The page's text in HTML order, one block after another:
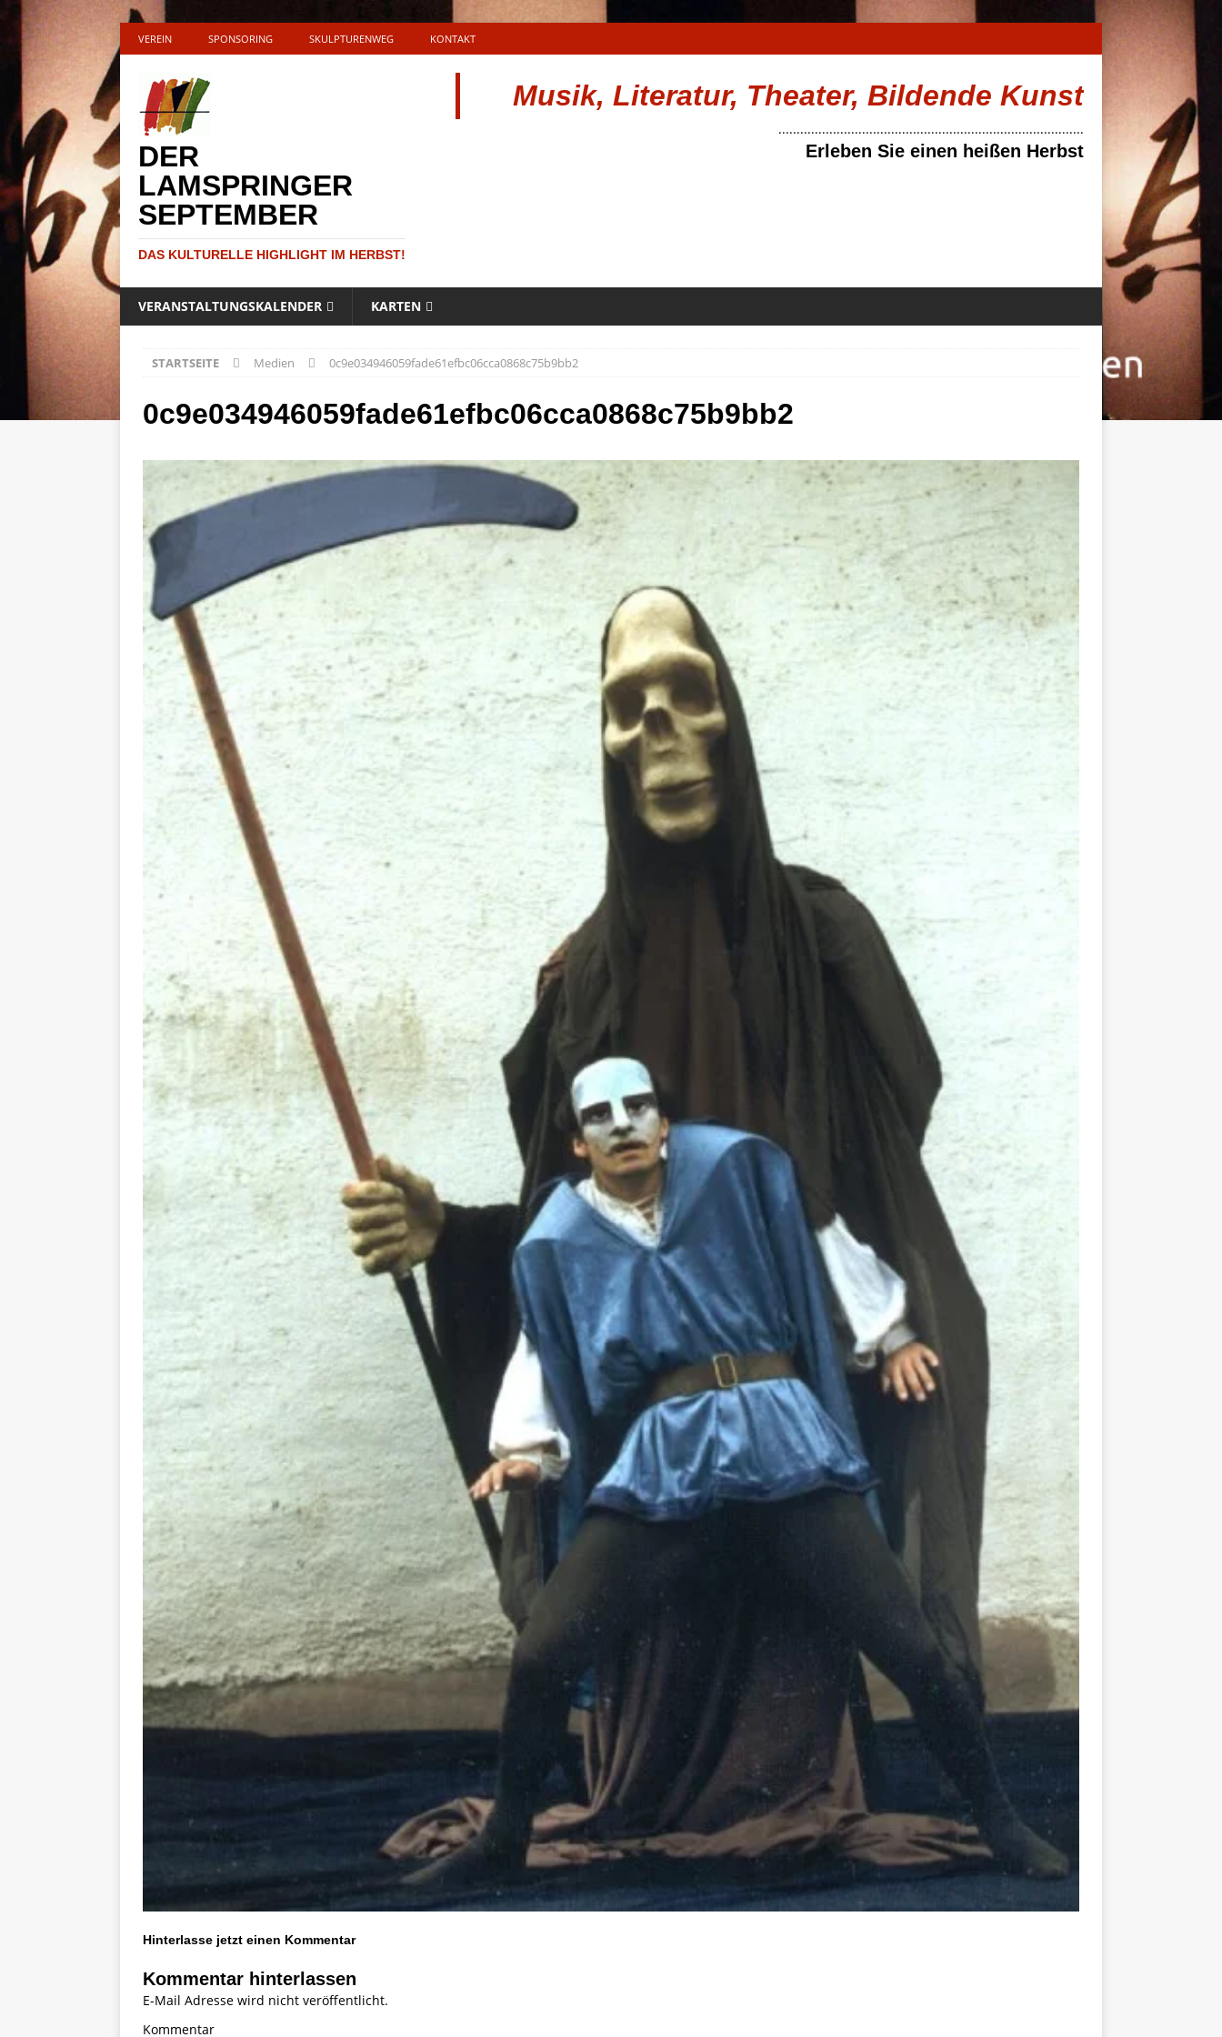
VEREIN SPONSORING SKULPTURENWEG KONTAKT
DER
LAMSPRINGER
SEPTEMBER
DAS KULTURELLE HIGHLIGHT IM HERBST!
Musik, Literatur, Theater, Bildende Kunst
....................................................................................
Erleben Sie einen heißen Herbst
VERANSTALTUNGSKALENDER KARTEN
STARTSEITE Medien 0c9e034946059fade61efbc06cca0868c75b9bb2
0c9e034946059fade61efbc06cca0868c75b9bb2
Hinterlasse jetzt einen Kommentar
Kommentar hinterlassen
E-Mail Adresse wird nicht veröffentlicht.
Kommentar